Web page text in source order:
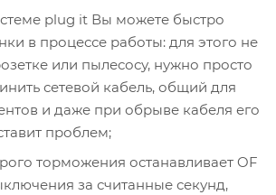
plug it Вы можете быстро
в процессе работы: для этого не
или пылесосу, нужно просто
сетевой кабель, общий для
и даже при обрыве кабеля его
проблем;
торможения останавливает OF
за считанные секунд,